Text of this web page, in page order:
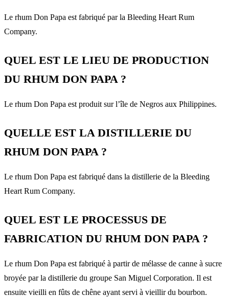
Le rhum Don Papa est fabriqué par la Bleeding Heart Rum
Company.
QUEL EST LE LIEU DE PRODUCTION
DU RHUM DON PAPA ?
Le rhum Don Papa est produit sur l’île de Negros aux Philippines.
QUELLE EST LA DISTILLERIE DU
RHUM DON PAPA ?
Le rhum Don Papa est fabriqué dans la distillerie de la Bleeding
Heart Rum Company.
QUEL EST LE PROCESSUS DE
FABRICATION DU RHUM DON PAPA ?
Le rhum Don Papa est fabriqué à partir de mélasse de canne à sucre
broyée par la distillerie du groupe San Miguel Corporation. Il est
ensuite vieilli en fûts de chêne ayant servi à vieillir du bourbon.